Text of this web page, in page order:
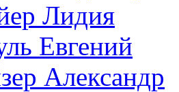
Лидия
Евгений
Александр